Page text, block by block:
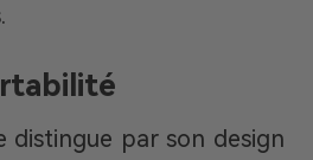
distingue par son design